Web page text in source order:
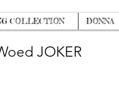
COLLECTION DONNA
JOKER